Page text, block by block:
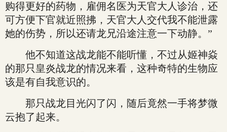
购得更好的药物，雇佣名医为天官大人诊治，还
可方便下官就近照拂，天官大人交代我不能泄露
她的伤势，所以还请龙兄沿途注意一下动静。”
他不知道这战龙能不能听懂，不过从姬神焱
的那只皇炎战龙的情况来看，这种奇特的生物应
该是有自我意识的。
那只战龙目光闪了闪，随后竟然一手将梦微
云抱了起来。